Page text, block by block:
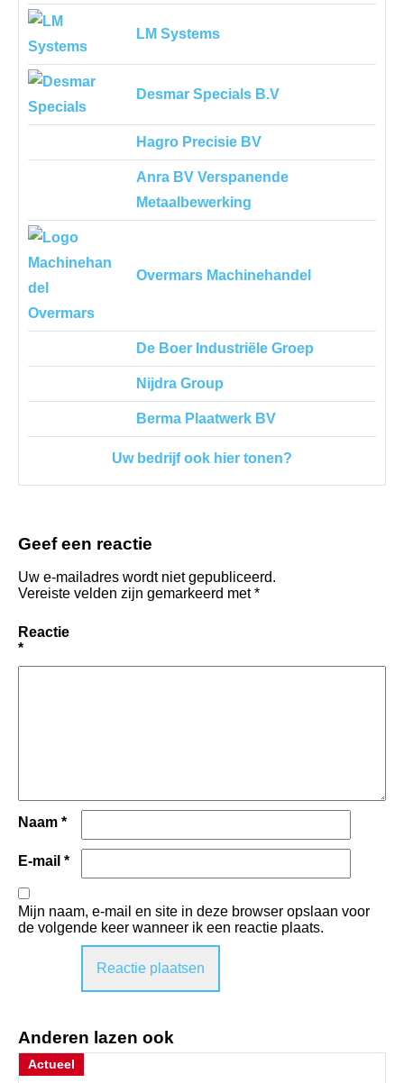
LM Systems
Desmar Specials B.V
Hagro Precisie BV
Anra BV Verspanende
Metaalbewerking
Overmars Machinehandel
De Boer Industriële Groep
Nijdra Group
Berma Plaatwerk BV
Uw bedrijf ook hier tonen?
Geef een reactie
Uw e-mailadres wordt niet gepubliceerd.
Vereiste velden zijn gemarkeerd met*
Reactie
*
Naam *
E-mail *
Mijn naam, e-mail en site in deze browser opslaan voor
de volgende keer wanneer ik een reactie plaats.
Anderen lazen ook
Actueel